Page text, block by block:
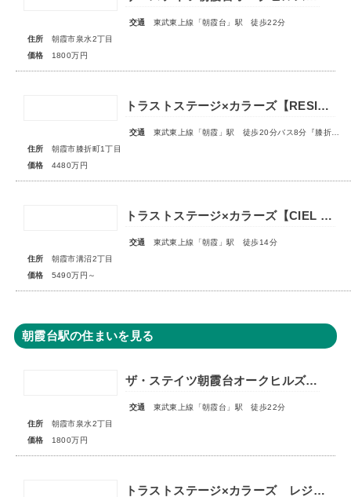
交通
東武東上線「朝霞台」駅 徒歩22分
住所
朝霞市泉水2丁目
価格
1800万円
トラストステージ×カラーズ【RESIDENCE】朝霞市膝折町1丁目12期 全2棟◇最終1棟◇
交通
東武東上線「朝霞」駅 徒歩20分バス8分『膝折町一丁目』停歩3分
住所
朝霞市膝折町1丁目
価格
4480万円
トラストステージ×カラーズ【CIEL VILLA】朝霞市溝沼2丁目21期 全4棟 ◆販売開始◆オープンハウス開催中！
交通
東武東上線「朝霞」駅 徒歩14分
住所
朝霞市溝沼2丁目
価格
5490万円～
朝霞台駅の住まいを見る
ザ・ステイツ朝霞台オークヒルズ 1階部分
交通
東武東上線「朝霞台」駅 徒歩22分
住所
朝霞市泉水2丁目
価格
1800万円
トラストステージ×カラーズ レジデンス新座市東1丁目7期 ◆限定１棟◆